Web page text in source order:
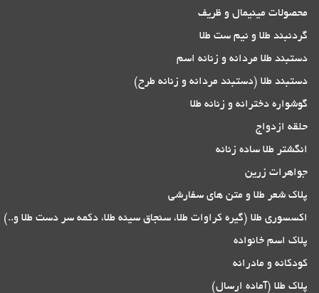
محصولات مینیمال و ظریف
گردنبند طلا و نیم ست طلا
دستبند طلا مردانه و زنانه اسم
دستبند طلا (دستبند مردانه و زنانه طرح)
گوشواره دخترانه و زنانه طلا
حلقه ازدواج
انگشتر طلا ساده زنانه
جواهرات زرین
پلاک شعر طلا و متن های سفارشی
اکسسوری طلا (گیره کراوات طلا، سنجاق سینه طلا، دکمه سر دست طلا و..)
پلاک اسم خانواده
کودکانه و مادرانه
پلاک طلا (آماده ارسال)